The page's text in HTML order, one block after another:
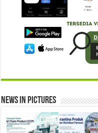
News in Pictures